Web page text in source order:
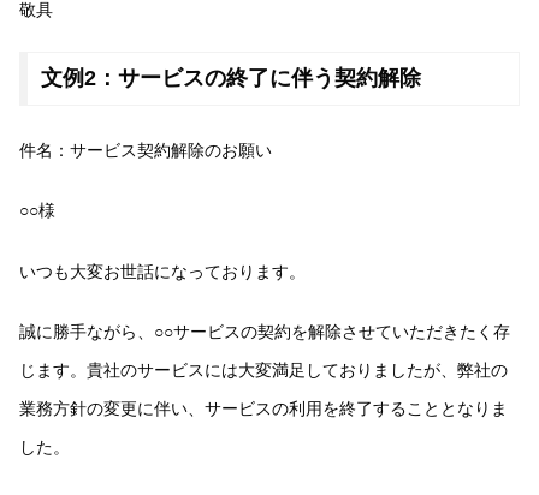
敬具
文例2：サービスの終了に伴う契約解除
件名：サービス契約解除のお願い
○○様
いつも大変お世話になっております。
誠に勝手ながら、○○サービスの契約を解除させていただきたく存
じます。貴社のサービスには大変満足しておりましたが、弊社の
業務方針の変更に伴い、サービスの利用を終了することとなりま
した。